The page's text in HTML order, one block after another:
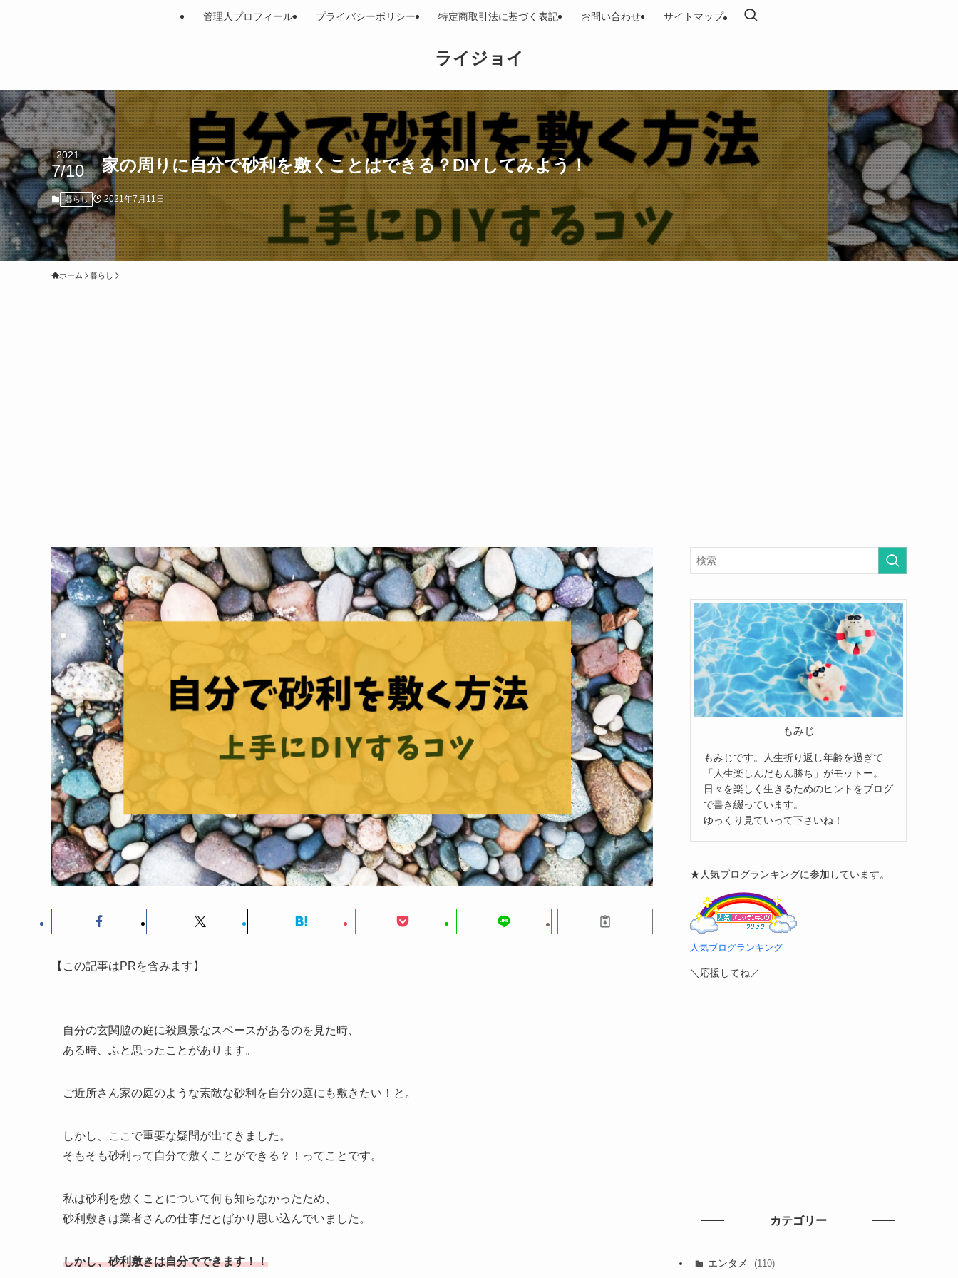
ライジョイ
管理人プロフィール プライバシーポリシー 特定商取引法に基づく表記 お問い合わせ サイトマップ
家の周りに自分で砂利を敷くことはできる？DIYしてみよう！
2021
7/10
暮らし 2021年7月11日
ホーム 暮らし
【この記事はPRを含みます】
自分の玄関脇の庭に殺風景なスペースがあるのを見た時、
ある時、ふと思ったことがあります。
ご近所さん家の庭のような素敵な砂利を自分の庭にも敷きたい！と。
しかし、ここで重要な疑問が出てきました。
そもそも砂利って自分で敷くことができる？！ってことです。
私は砂利を敷くことについて何も知らなかったため、
砂利敷きは業者さんの仕事だとばかり思い込んでいました。
しかし、砂利敷きは自分でできます！！
もみじ
もみじです。人生折り返し年齢を過ぎて
「人生楽しんだもん勝ち」がモットー。
日々を楽しく生きるためのヒントをブログ
で書き綴っています。
ゆっくり見ていって下さいね！
★人気ブログランキングに参加しています。
人気ブログランキング
＼応援してね／
カテゴリー
エンタメ (110)